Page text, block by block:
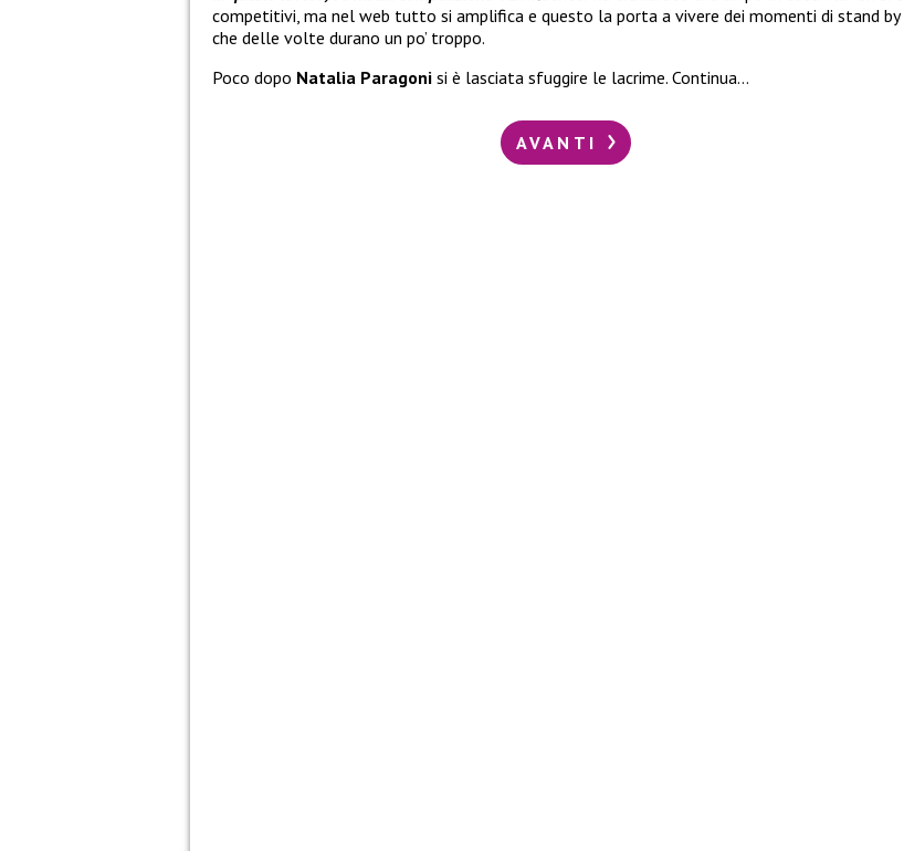
competitivi, ma nel web tutto si amplifica e questo la porta a vivere dei momenti di stand by
che delle volte durano un po’ troppo.
Poco dopo Natalia Paragoni si è lasciata sfuggire le lacrime. Continua…
AVANTI